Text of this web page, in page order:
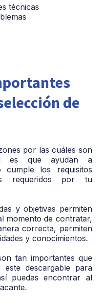
técnicas
de
por las cuáles son
es que ayudan a
cumple los requisitos
requeridos por tu
y objetivas permiten
momento de contratar,
correcta, permiten
y conocimientos.
tan importantes que
descargable para
puedas encontrar al